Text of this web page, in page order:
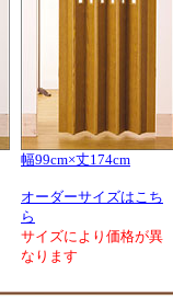
幅99cm×丈174cm
オーダーサイズはこち
ら
サイズにより価格が異
なります